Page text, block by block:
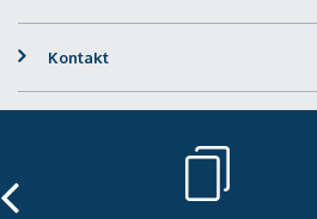
Kontakt